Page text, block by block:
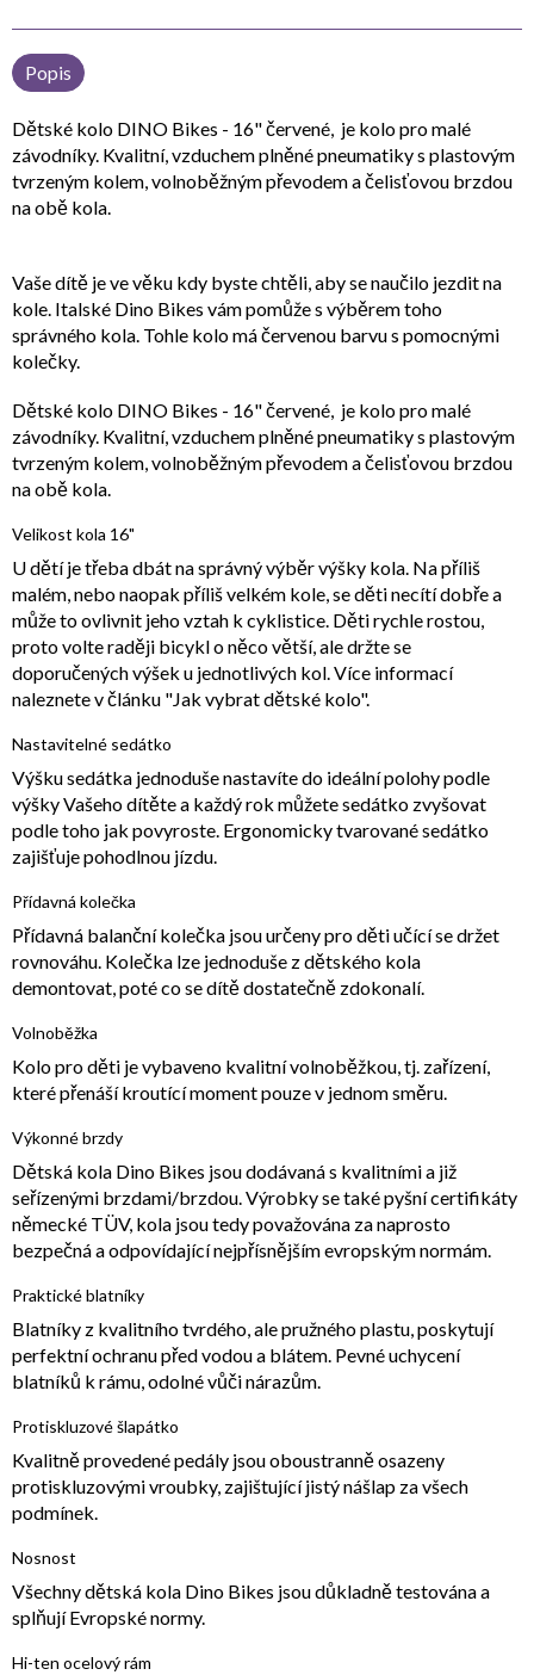
Popis
Dětské kolo DINO Bikes - 16" červené, je kolo pro malé
závodníky. Kvalitní, vzduchem plněné pneumatiky s plastovým
tvrzeným kolem, volnoběžným převodem a čelisťovou brzdou
na obě kola.
Vaše dítě je ve věku kdy byste chtěli, aby se naučilo jezdit na
kole. Italské Dino Bikes vám pomůže s výběrem toho
správného kola. Tohle kolo má červenou barvu s pomocnými
kolečky.
Dětské kolo DINO Bikes - 16" červené, je kolo pro malé
závodníky. Kvalitní, vzduchem plněné pneumatiky s plastovým
tvrzeným kolem, volnoběžným převodem a čelisťovou brzdou
na obě kola.
Velikost kola 16"
U dětí je třeba dbát na správný výběr výšky kola. Na příliš
malém, nebo naopak příliš velkém kole, se děti necítí dobře a
může to ovlivnit jeho vztah k cyklistice. Děti rychle rostou,
proto volte raději bicykl o něco větší, ale držte se
doporučených výšek u jednotlivých kol. Více informací
naleznete v článku "Jak vybrat dětské kolo".
Nastavitelné sedátko
Výšku sedátka jednoduše nastavíte do ideální polohy podle
výšky Vašeho dítěte a každý rok můžete sedátko zvyšovat
podle toho jak povyroste. Ergonomicky tvarované sedátko
zajišťuje pohodlnou jízdu.
Přídavná kolečka
Přídavná balanční kolečka jsou určeny pro děti učící se držet
rovnováhu. Kolečka lze jednoduše z dětského kola
demontovat, poté co se dítě dostatečně zdokonalí.
Volnoběžka
Kolo pro děti je vybaveno kvalitní volnoběžkou, tj. zařízení,
které přenáší kroutící moment pouze v jednom směru.
Výkonné brzdy
Dětská kola Dino Bikes jsou dodávaná s kvalitními a již
seřízenými brzdami/brzdou. Výrobky se také pyšní certifikáty
německé TÜV, kola jsou tedy považována za naprosto
bezpečná a odpovídající nejpřísnějším evropským normám.
Praktické blatníky
Blatníky z kvalitního tvrdého, ale pružného plastu, poskytují
perfektní ochranu před vodou a blátem. Pevné uchycení
blatníků k rámu, odolné vůči nárazům.
Protiskluzové šlapátko
Kvalitně provedené pedály jsou oboustranně osazeny
protiskluzovými vroubky, zajištující jistý nášlap za všech
podmínek.
Nosnost
Všechny dětská kola Dino Bikes jsou důkladně testována a
splňují Evropské normy.
Hi-ten ocelový rám